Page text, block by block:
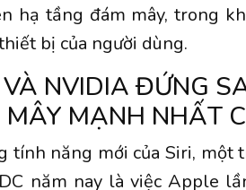
hạ tầng đám mây, trong
bị của người dùng.
VÀ NVIDIA ĐỨNG
MÂY MẠNH NHẤT
tính năng mới của Siri,
năm nay là việc Apple